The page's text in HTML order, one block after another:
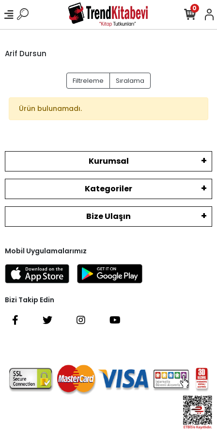
0
Arif Dursun
Filtreleme Sıralama
Ürün bulunamadı.
Kurumsal
Kategoriler
Bize Ulaşın
Mobil Uygulamalarımız
Bizi Takip Edin